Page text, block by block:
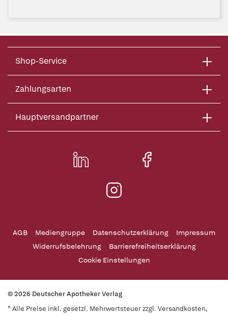
Shop-Service
Zahlungsarten
Hauptversandpartner
AGB Mediengruppe Datenschutzerklärung
Impressum
Widerrufsbelehrung
Barrierefreiheitserklärung
Cookie Einstellungen
© 2026 Deutscher Apotheker Verlag
* Alle Preise inkl. gesetzl. Mehrwertsteuer zzgl. Versandkosten,